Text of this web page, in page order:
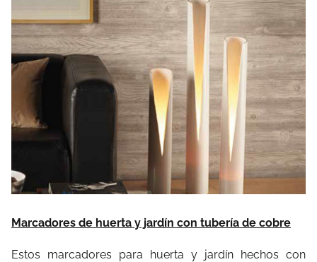
Marcadores de huerta y jardín con tubería de cobre
Estos marcadores para huerta y jardín hechos con